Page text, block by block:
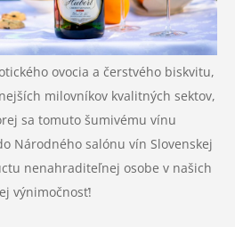
ovocia a čerstvého biskvitu,
milovníkov kvalitných sektov,
sa tomuto šumivému vínu
Národného salónu vín Slovenskej
nenahraditeľnej osobe v našich
výnimočnosť!